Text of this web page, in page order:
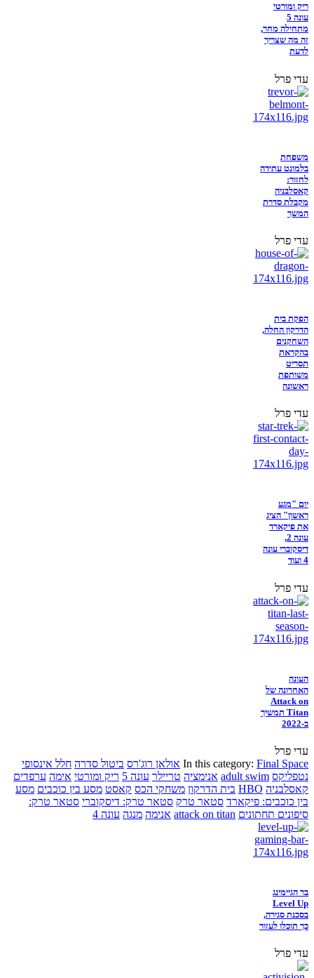
ריק ומורטי
עונה 5
מתחילה מחר,
זה מה שצריך
לדעת
עדי פרל
משפחת
בלמונט עתידה
לחזור:
קאסלבניה
מקבלת סדרת
המשך
עדי פרל
הפקת בית
הדרקון החלה,
השחקנים
בהקראת
תסריט
משותפת
ראשונה
עדי פרל
יום "מגע
ראשון" הציג
את פיקארד
עונה 2,
דיסקוברי עונה
4 ועוד
עדי פרל
העונה
האחרונה של
Attack on
Titan תמשיך
ב-2022
עדי פרל
In this category: Final Space אולאן רוג'רס ביטול סדרה חלל אינסופי
נטפליקס adult swim אנימציה טריילר עונה 5 ריק ומורטי אימה ערפדים
קאסלבניה HBO בית הדרקון משחקי הכס קאסט מסע בין כוכבים מסע
בין כוכבים: פיקארד סטאר טרק סטאר טרק: דיסקוברי סטאר טרק:
סיפונים תחתונים attack on titan אנימה מנגה עונה 4
בר הגיימינג
Level Up
בסכנת סגירה,
כך תוכלו לעזור
עדי פרל